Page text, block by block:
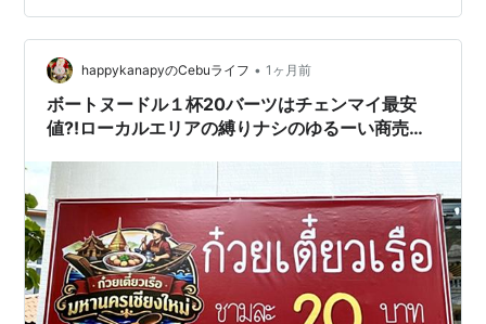
とかなり生活費自体もかかっていたし、食費も高くつい
ていました。 それが、…
happykanapyのCebuライフ • 1ヶ月前
ボートヌードル１杯20バーツはチェンマイ最安
値⁈ローカルエリアの縛りナシのゆるーい商売が